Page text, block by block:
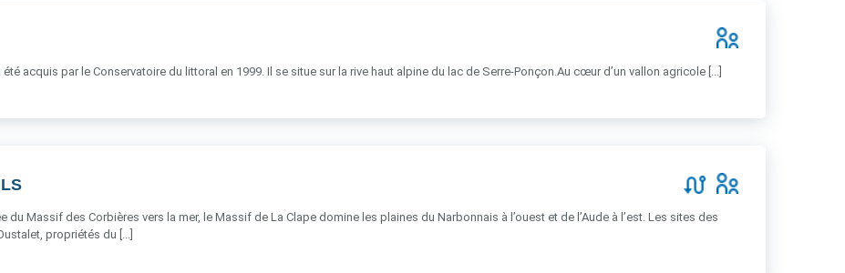
acquis par le Conservatoire du littoral en 1999. Il se situe sur la rive haut alpine du lac de Serre-Ponçon.Au cœur d’un vallon agricole [...]
du Massif des Corbières vers la mer, le Massif de La Clape domine les plaines du Narbonnais à l’ouest et de l’Aude à l’est. Les sites des
propriétés du [...]